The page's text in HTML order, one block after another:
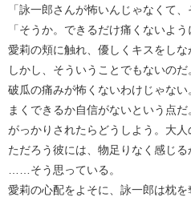
「詠一郎さんが怖いんじゃなくて
「そうか。できるだけ痛くないよう
愛莉の頬に触れ、優しくキスをしな
しかし、そういうことでもないのだ
破瓜の痛みが怖くないわけじゃな
まくできるか自信がないという点だ
がっかりされたらどうしよう。大
ただろう彼には、物足りなく感じる
……そう思っている。
愛莉の心配をよそに、詠一郎は枕